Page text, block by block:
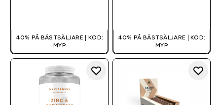
40% PÅ BÄSTSÄLJARE | KOD:
MYP
40% PÅ BÄSTSÄLJARE | KOD:
MYP